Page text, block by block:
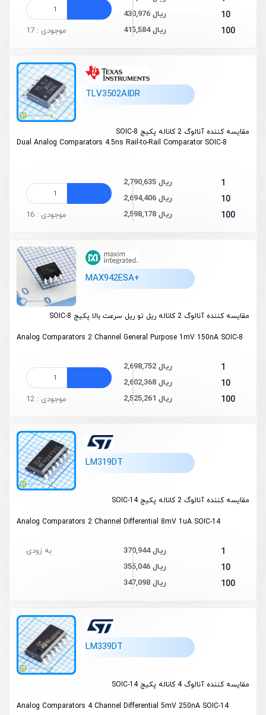
10 430,976 ریال
100 415,584 ریال موجودی : 17
TLV3502AIDR
مقایسه کننده آنالوگ 2 کاناله پکیج SOIC-8
Dual Analog Comparators 4.5ns Rail-to-Rail Comparator SOIC-8
1 2,790,635 ریال
10 2,694,406 ریال
100 2,598,178 ریال موجودی : 16
MAX942ESA+
مقایسه کننده آنالوگ 2 کاناله ریل تو ریل سرعت بالا پکیج SOIC-8
Analog Comparators 2 Channel General Purpose 1mV 150nA SOIC-8
1 2,698,752 ریال
10 2,602,368 ریال
100 2,525,261 ریال موجودی : 12
LM319DT
مقایسه کننده آنالوگ 2 کاناله پکیج SOIC-14
Analog Comparators 2 Channel Differential 8mV 1uA SOIC-14
1 370,944 ریال
10 355,046 ریال
100 347,098 ریال
به زودی
LM339DT
مقایسه کننده آنالوگ 4 کاناله پکیج SOIC-14
Analog Comparators 4 Channel Differential 5mV 250nA SOIC-14